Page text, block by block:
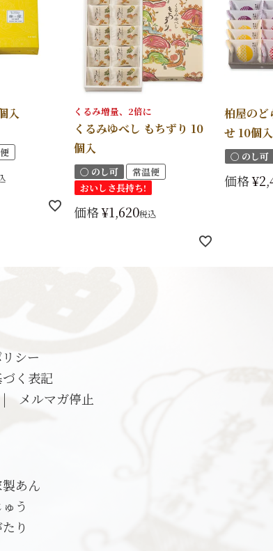
入 くるみ増量、2倍に
くるみゆべし もちずり 10
個入
〇 のし可
常温便
おいしさ長持ち!
価格¥1,620税込
柏屋のど
せ 10個入
〇 のし可
価格¥
シー
く表記
|
メルマガ停止
あん
う
り